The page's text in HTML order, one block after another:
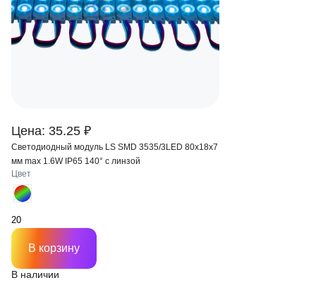
Цена: 35.25 ₽
Светодиодный модуль LS SMD 3535/3LED 80х18х7
мм max 1.6W IP65 140° с линзой
В наличии
Цвет
В корзину